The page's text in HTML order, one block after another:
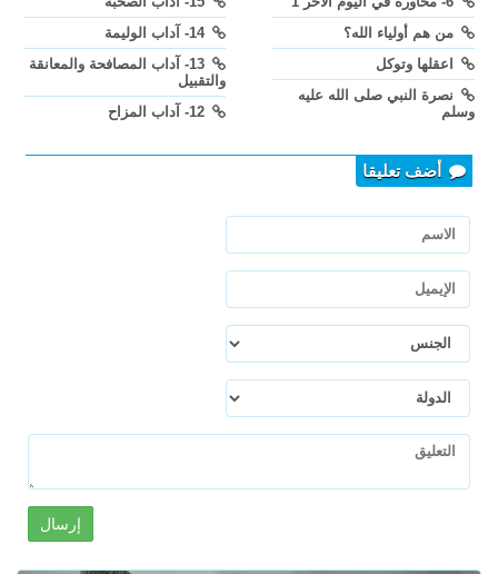
من هم أولياء الله؟
اعقلها وتوكل
نصرة النبي صلى الله عليه
وسلم
14- آداب الوليمة
13- آداب المصافحة والمعانقة
والتقبيل
أضف تعليقا
إرسال